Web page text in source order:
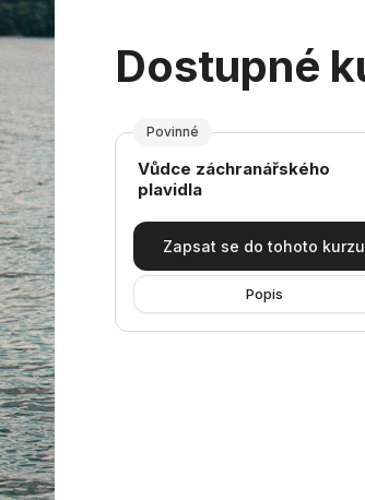
Dostupné
Povinné
Název kurzu
Vůdce záchranářského
plavidla
Zapsat se do tohoto kurzu
Popis